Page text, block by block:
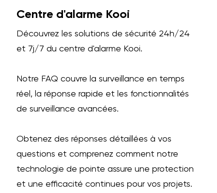
Centre d'alarme Kooi
Découvrez les solutions de sécurité 24h/24
et 7j/7 du centre d'alarme Kooi.
Notre FAQ couvre la surveillance en temps
réel, la réponse rapide et les fonctionnalités
de surveillance avancées.
Obtenez des réponses détaillées à vos
questions et comprenez comment notre
technologie de pointe assure une protection
et une efficacité continues pour vos projets.